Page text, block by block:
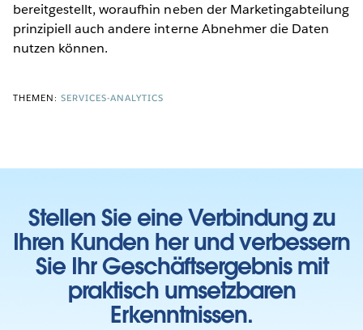
bereitgestellt, woraufhin neben der Marketingabteilung
prinzipiell auch andere interne Abnehmer die Daten
nutzen können.
THEMEN: SERVICES-ANALYTICS
Stellen Sie eine Verbindung zu
Ihren Kunden her und verbessern
Sie Ihr Geschäftsergebnis mit
praktisch umsetzbaren
Erkenntnissen.